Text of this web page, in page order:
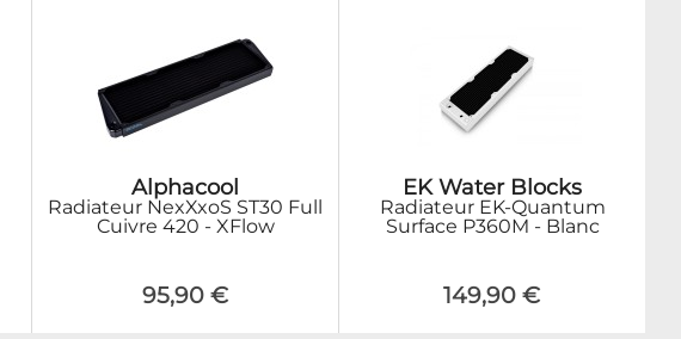
Alphacool
Radiateur NexXxoS ST30 Full
Cuivre 420 - XFlow
95,90 €
EK Water Blocks
Radiateur EK-Quantum
Surface P360M - Blanc
149,90 €